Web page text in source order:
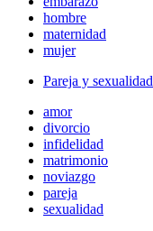
hombre
maternidad
mujer
Pareja y sexualidad
amor
divorcio
infidelidad
matrimonio
noviazgo
pareja
sexualidad